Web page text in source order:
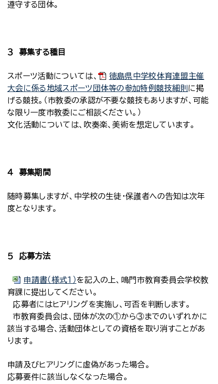
遵守する団体。
３ 募集する種目
スポーツ活動については、
徳島県中学校体育連盟主催
大会に係る地域スポーツ団体等の参加特例競技細則 に掲
げる競技。（市教委の承認が不要な競技もありますが、可能
な限り一度市教委にご相談ください。）
文化活動については、吹奏楽、美術を想定しています。
４ 募集期間
随時募集しますが、中学校の生徒・保護者への告知は次年
度となります。
５ 応募方法
申請書（様式１）を記入の上、鳴門市教育委員会学校教
育課に提出してください。
応募者にはヒアリングを実施し、可否を判断します。
市教育委員会は、団体が次の①から③までのいずれかに
該当する場合、活動団体としての資格を取り消すことがあ
ります。
申請及びヒアリングに虚偽があった場合。
応募要件に該当しなくなった場合。